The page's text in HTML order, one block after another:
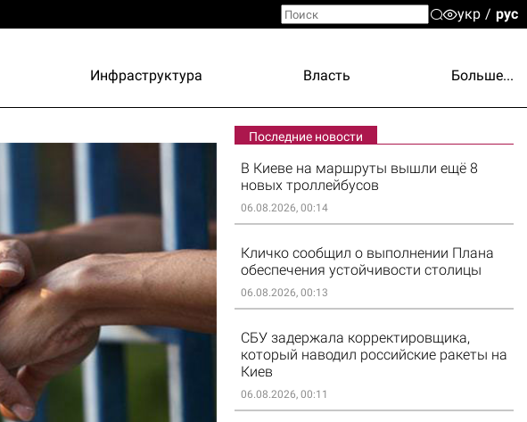
укр рус
Инфраструктура Власть Больше...
Последние новости
В Киеве на маршруты вышли ещё 8
новых троллейбусов
06.08.2026, 00:14
Кличко сообщил о выполнении Плана
обеспечения устойчивости столицы
06.08.2026, 00:13
СБУ задержала корректировщика,
который наводил российские ракеты на
Киев
06.08.2026, 00:11